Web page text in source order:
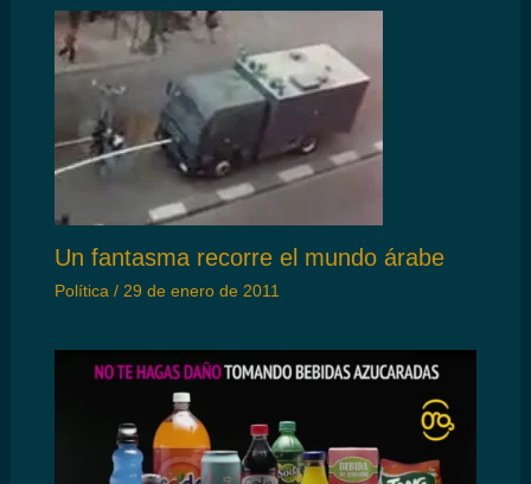
Un fantasma recorre el mundo árabe
Política / 29 de enero de 2011